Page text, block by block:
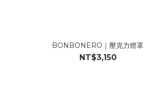
BONBONERO｜壓克力燈罩
NT$3,150